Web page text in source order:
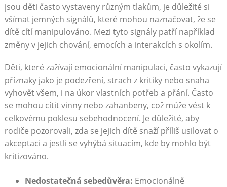
jsou děti často vystaveny různým tlakům, je důležité si
všímat jemných signálů, které mohou naznačovat, že se
dítě cítí manipulováno. Mezi tyto signály patří například
změny v jejich chování, emocích a interakcích s okolím.
Děti, které zažívají emocionální manipulaci, často vykazují
příznaky jako je podezření, strach z kritiky nebo snaha
vyhovět všem, i na úkor vlastních potřeb a přání. Často
se mohou cítit vinny nebo zahanbeny, což může vést k
celkovému poklesu sebehodnocení. Je důležité, aby
rodiče pozorovali, zda se jejich dítě snaží příliš usilovat o
akceptaci a jestli se vyhýbá situacím, kde by mohlo být
kritizováno.
Nedostatečná sebedůvěra: Emocionálně